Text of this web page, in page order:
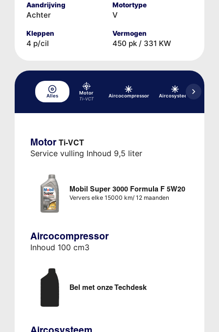
Aandrijving
Achter
Motortype
V
Kleppen
4 p/cil
Vermogen
450 pk / 331 KW
Alles
Motor
Ti-VCT
Aircocompressor Aircosysteem
Motor Ti-VCT
Service vulling Inhoud 9,5 liter
Mobil Super 3000 Formula F 5W20
Ververs elke 15000 km/ 12 maanden
Aircocompressor
Inhoud 100 cm3
Bel met onze Techdesk